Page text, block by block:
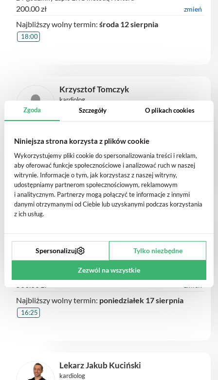
200.00 zł zmień
Najbliższy wolny termin: środa 12 sierpnia
18:00
Krzysztof Tomczyk
kardiolog
250.00 zł
Najbliższy wolny termin:niedziela 16 sierpnia
17:15
OZIERAŃSKI
kardiolog
Badanie diagnostyczne: Test atropinowy
Najbliższy wolny termin: poniedziałek 17 sierpnia
16:25
Lekarz Jakub Kuciński
kardiolog
Zgoda Szczegóły O plikach cookies
Niniejsza strona korzysta z plików cookie
Wykorzystujemy pliki cookie do spersonalizowania treści i reklam,
aby oferować funkcje społecznościowe i analizować ruch w naszej
witrynie. Informacje o tym, jak korzystasz z naszej witryny,
udostępniamy partnerom społecznościowym, reklamowym
i analitycznym. Partnerzy mogą połączyć te informacje z innymi
danymi otrzymanymi od Ciebie lub uzyskanymi podczas korzystania
z ich usług.
Spersonalizuj Tylko niezbędne
Zezwól na wszystkie